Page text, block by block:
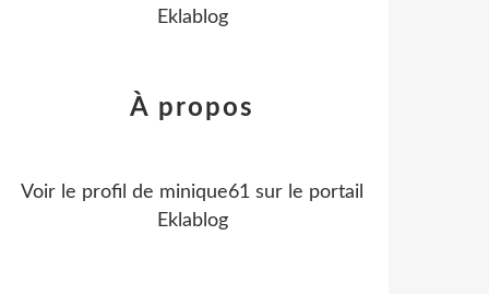
Eklablog
À propos
Voir le profil de minique61 sur le portail
Eklablog